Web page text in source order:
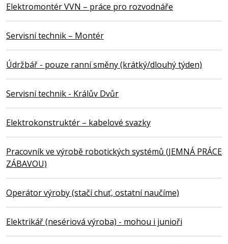
Elektromontér VVN – práce pro rozvodnáře
Servisní technik – Montér
Údržbář - pouze ranní směny (krátký/dlouhý týden)
Servisní technik - Králův Dvůr
Elektrokonstruktér – kabelové svazky
Pracovník ve výrobě robotických systémů (JEMNÁ PRÁCE
ZÁBAVOU)
Operátor výroby (stačí chuť, ostatní naučíme)
Elektrikář (nesériová výroba) - mohou i junioři